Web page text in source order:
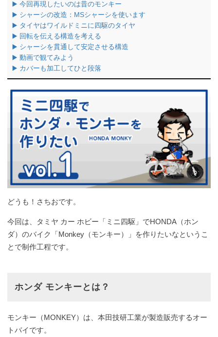
▶️ 今回再現したいのは昔のモンキー
▶️ シャーシの改造：MSシャーシを使います
▶️ タイヤはワイルドミニに四駆のタイヤ
▶️ 回転を伝える構造を考える
▶️ シャーシを貫通して安定させる構造
▶️ 動画で観てみよう
▶️ カバーも加工してひと段落
どうも！さちおです。
今回は、タミヤ カー ホビー「ミニ四駆」でHONDA（ホン
ダ）のバイク「Monkey（モンキー）」を作りたいなというこ
とで制作工程です。
ホンダ モンキーとは？
モンキー（MONKEY）は、本田技研工業が製造販売するオー
トバイです。